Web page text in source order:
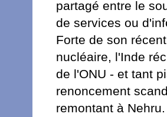
partagé entre le
de services ou
Forte de son
nucléaire, l'Inde
de l'ONU - et tant
renoncement
remontant à